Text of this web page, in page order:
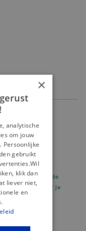
is.
onzeafgeprijsde
meteen korting! Je
×
analytische
om jouw
Persoonlijke
gebruikt
klik dan
liever niet,
en